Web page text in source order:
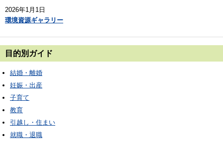
2026年1月1日
環境資源ギャラリー
目的別ガイド
結婚・離婚
妊娠・出産
子育て
教育
引越し・住まい
就職・退職